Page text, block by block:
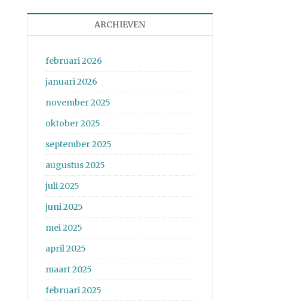
ARCHIEVEN
februari 2026
januari 2026
november 2025
oktober 2025
september 2025
augustus 2025
juli 2025
juni 2025
mei 2025
april 2025
maart 2025
februari 2025